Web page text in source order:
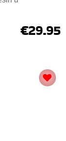
€29.95